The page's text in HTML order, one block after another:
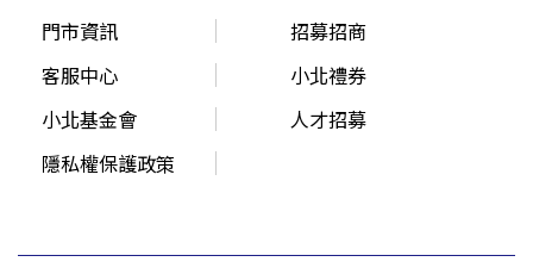
門市資訊
招募招商
客服中心
小北禮券
小北基金會
人才招募
隱私權保護政策